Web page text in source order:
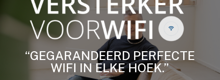
“GEGARANDEERD PERFECTE
WIFI IN ELKE HOEK.”